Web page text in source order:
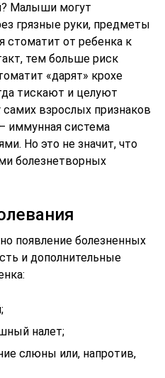
Малыши могут
грязные руки, предметы
стоматит от ребенка к
тем больше риск
«дарят» крохе
тискают и целуют
взрослых признаков
иммунная система
Но это не значит, что
болезнетворных
появление болезненных
и дополнительные
налет;
слюны или, напротив,